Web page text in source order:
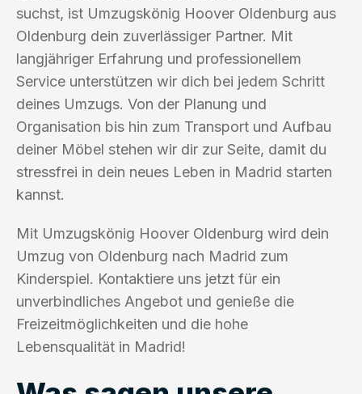
suchst, ist Umzugskönig Hoover Oldenburg aus
Oldenburg dein zuverlässiger Partner. Mit
langjähriger Erfahrung und professionellem
Service unterstützen wir dich bei jedem Schritt
deines Umzugs. Von der Planung und
Organisation bis hin zum Transport und Aufbau
deiner Möbel stehen wir dir zur Seite, damit du
stressfrei in dein neues Leben in Madrid starten
kannst.
Mit Umzugskönig Hoover Oldenburg wird dein
Umzug von Oldenburg nach Madrid zum
Kinderspiel. Kontaktiere uns jetzt für ein
unverbindliches Angebot und genieße die
Freizeitmöglichkeiten und die hohe
Lebensqualität in Madrid!